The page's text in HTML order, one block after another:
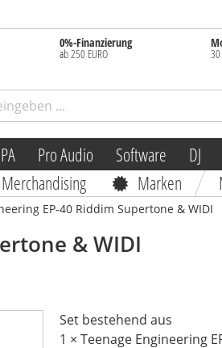
0%-Finanzierung
ab 250 EURO 30
PA Pro Audio Software DJ
Merchandising Marken
EP-40 Riddim Supertone & WIDI
& WIDI
Set bestehend aus
1 × Teenage Engineering